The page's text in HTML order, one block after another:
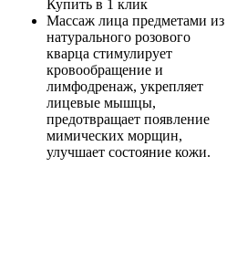
Купить в 1 клик
Массаж лица предметами из
натурального розового
кварца стимулирует
кровообращение и
лимфодренаж, укрепляет
лицевые мышцы,
предотвращает появление
мимических морщин,
улучшает состояние кожи.